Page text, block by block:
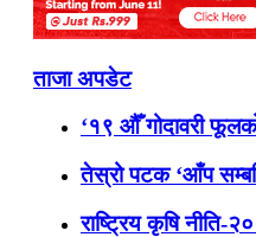
ताजा अपडेट
‘१९ औँ गोदावरी
तेस्रो पटक ‘आँप
राष्ट्रिय कृषि नीति-